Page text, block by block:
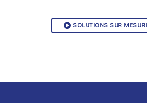
SOLUTIONS SUR